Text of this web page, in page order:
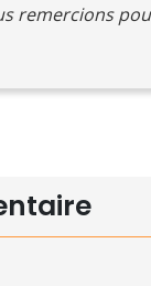
remercions